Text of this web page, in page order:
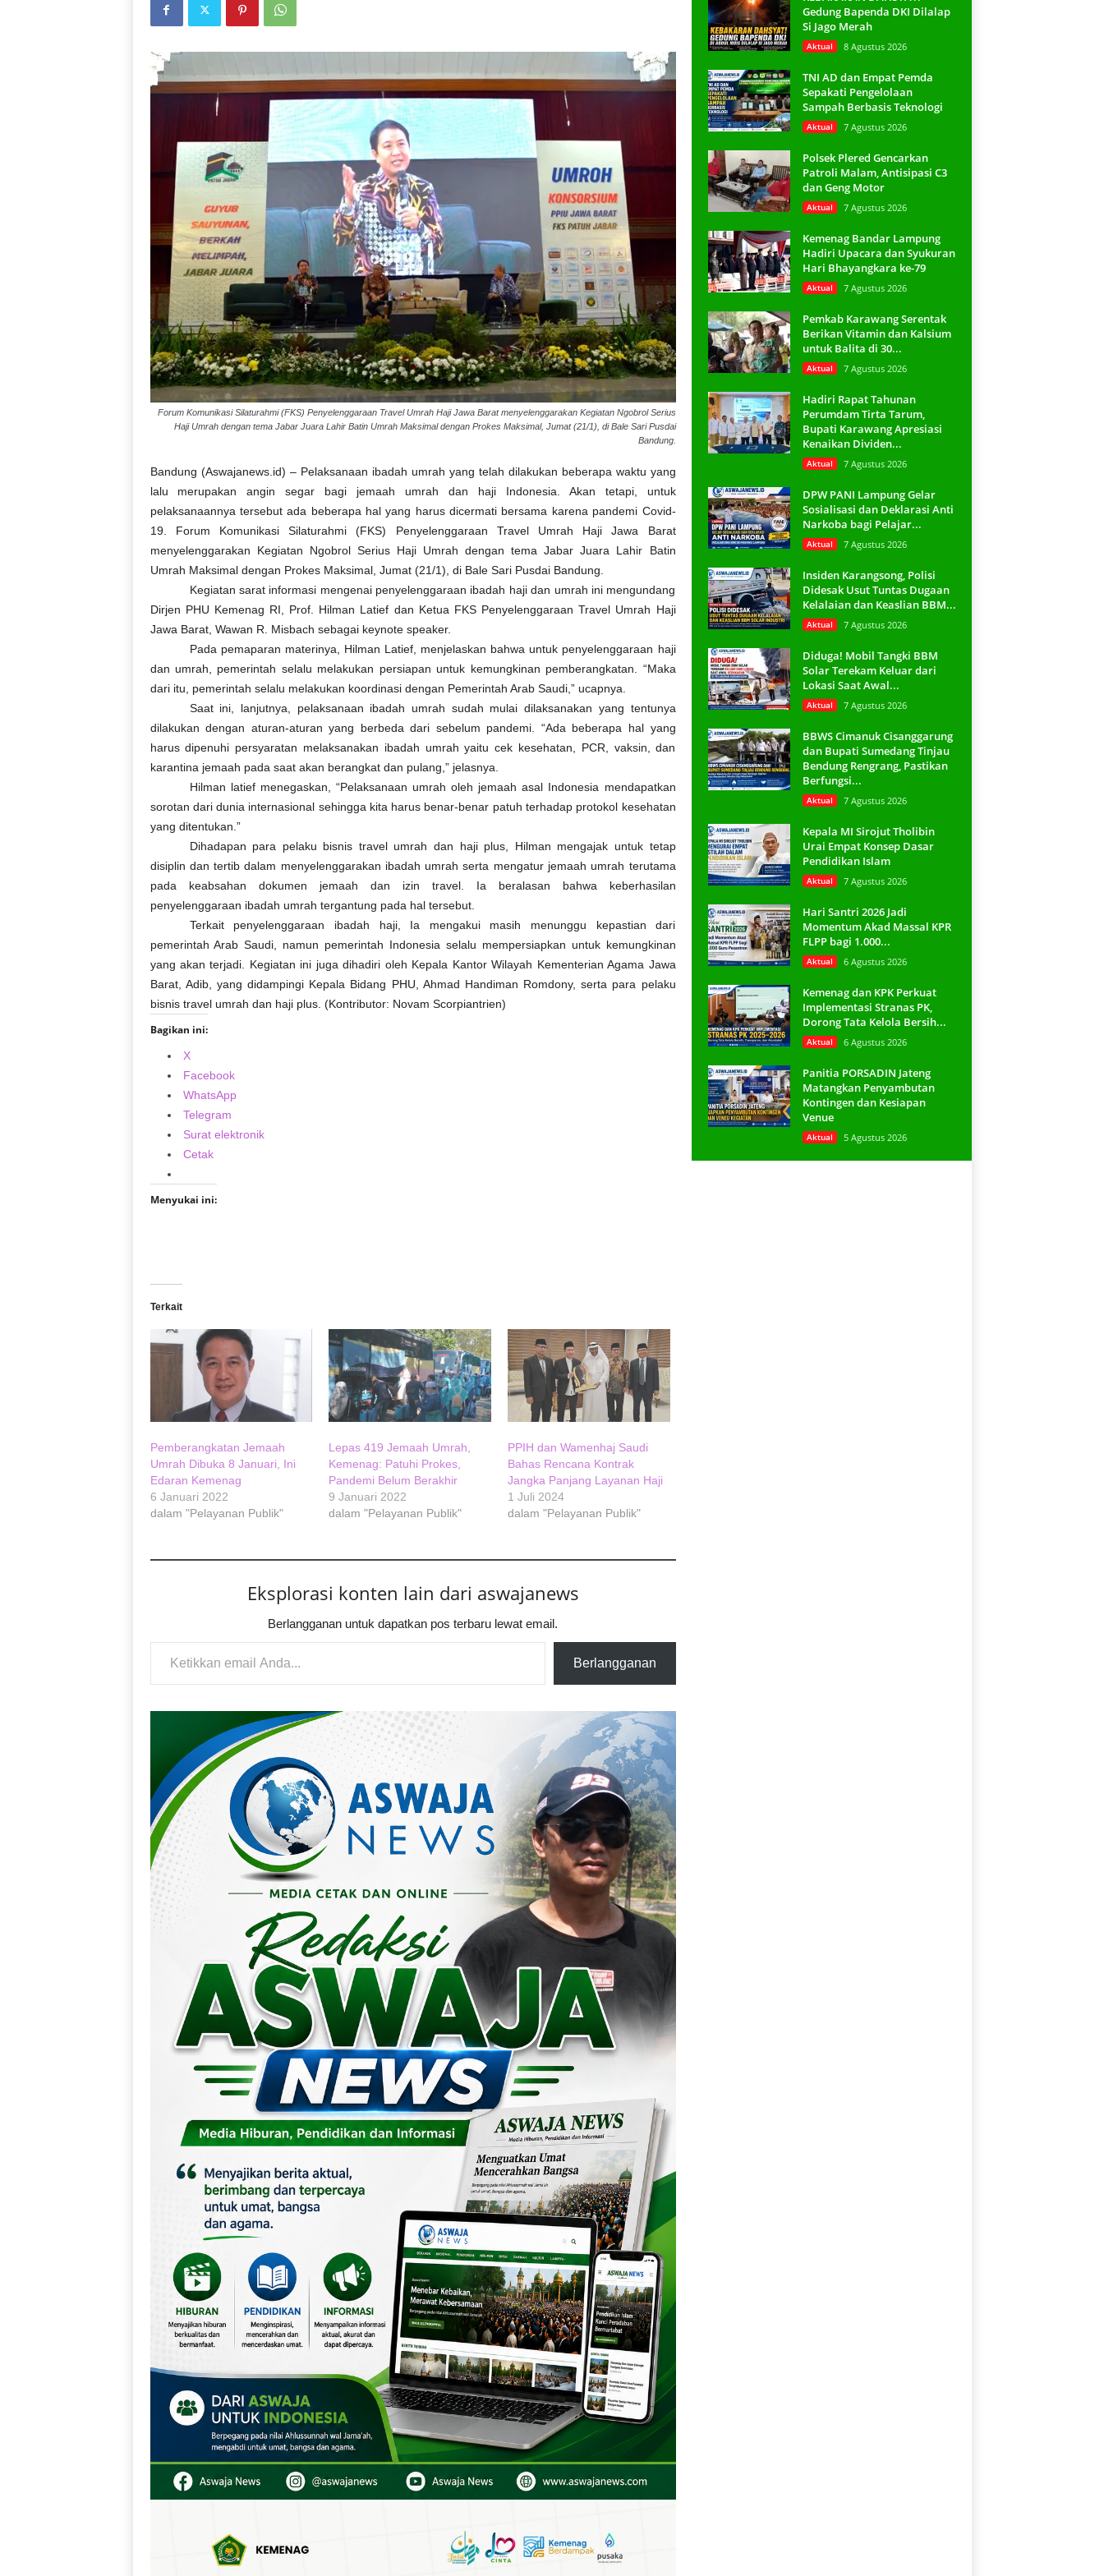
Forum Komunikasi Silaturahmi (FKS) Penyelenggaraan Travel Umrah Haji Jawa Barat menyelenggarakan Kegiatan Ngobrol Serius
Haji Umrah dengan tema Jabar Juara Lahir Batin Umrah Maksimal dengan Prokes Maksimal, Jumat (21/1), di Bale Sari Pusdai
Bandung.
Bandung (Aswajanews.id) – Pelaksanaan ibadah umrah yang telah dilakukan beberapa waktu yang
lalu merupakan angin segar bagi jemaah umrah dan haji Indonesia. Akan tetapi, untuk
pelaksanaannya tersebut ada beberapa hal yang harus dicermati bersama karena pandemi Covid-
19. Forum Komunikasi Silaturahmi (FKS) Penyelenggaraan Travel Umrah Haji Jawa Barat
menyelenggarakan Kegiatan Ngobrol Serius Haji Umrah dengan tema Jabar Juara Lahir Batin
Umrah Maksimal dengan Prokes Maksimal, Jumat (21/1), di Bale Sari Pusdai Bandung.
Kegiatan sarat informasi mengenai penyelenggaraan ibadah haji dan umrah ini mengundang
Dirjen PHU Kemenag RI, Prof. Hilman Latief dan Ketua FKS Penyelenggaraan Travel Umrah Haji
Jawa Barat, Wawan R. Misbach sebagai keynote speaker.
Pada pemaparan materinya, Hilman Latief, menjelaskan bahwa untuk penyelenggaraan haji
dan umrah, pemerintah selalu melakukan persiapan untuk kemungkinan pemberangkatan. “Maka
dari itu, pemerintah selalu melakukan koordinasi dengan Pemerintah Arab Saudi,” ucapnya.
Saat ini, lanjutnya, pelaksanaan ibadah umrah sudah mulai dilaksanakan yang tentunya
dilakukan dengan aturan-aturan yang berbeda dari sebelum pandemi. “Ada beberapa hal yang
harus dipenuhi persyaratan melaksanakan ibadah umrah yaitu cek kesehatan, PCR, vaksin, dan
karantina jemaah pada saat akan berangkat dan pulang,” jelasnya.
Hilman latief menegaskan, “Pelaksanaan umrah oleh jemaah asal Indonesia mendapatkan
sorotan dari dunia internasional sehingga kita harus benar-benar patuh terhadap protokol kesehatan
yang ditentukan.”
Dihadapan para pelaku bisnis travel umrah dan haji plus, Hilman mengajak untuk tetap
disiplin dan tertib dalam menyelenggarakan ibadah umrah serta mengatur jemaah umrah terutama
pada keabsahan dokumen jemaah dan izin travel. Ia beralasan bahwa keberhasilan
penyelenggaraan ibadah umrah tergantung pada hal tersebut.
Terkait penyelenggaraan ibadah haji, Ia mengakui masih menunggu kepastian dari
pemerintah Arab Saudi, namun pemerintah Indonesia selalu mempersiapkan untuk kemungkinan
yang akan terjadi. Kegiatan ini juga dihadiri oleh Kepala Kantor Wilayah Kementerian Agama Jawa
Barat, Adib, yang didampingi Kepala Bidang PHU, Ahmad Handiman Romdony, serta para pelaku
bisnis travel umrah dan haji plus. (Kontributor: Novam Scorpiantrien)
Bagikan ini:
X
Facebook
WhatsApp
Telegram
Surat elektronik
Cetak
Menyukai ini:
Terkait
Pemberangkatan Jemaah
Umrah Dibuka 8 Januari, Ini
Edaran Kemenag
6 Januari 2022
dalam "Pelayanan Publik"
Lepas 419 Jemaah Umrah,
Kemenag: Patuhi Prokes,
Pandemi Belum Berakhir
9 Januari 2022
dalam "Pelayanan Publik"
PPIH dan Wamenhaj Saudi
Bahas Rencana Kontrak
Jangka Panjang Layanan Haji
1 Juli 2024
dalam "Pelayanan Publik"
Eksplorasi konten lain dari aswajanews
Berlangganan untuk dapatkan pos terbaru lewat email.
Ketikkan email Anda...
Berlangganan
Gedung Bapenda DKI Dilalap
Si Jago Merah
Aktual 8 Agustus 2026
TNI AD dan Empat Pemda
Sepakati Pengelolaan
Sampah Berbasis Teknologi
Aktual 7 Agustus 2026
Polsek Plered Gencarkan
Patroli Malam, Antisipasi C3
dan Geng Motor
Aktual 7 Agustus 2026
Kemenag Bandar Lampung
Hadiri Upacara dan Syukuran
Hari Bhayangkara ke-79
Aktual 7 Agustus 2026
Pemkab Karawang Serentak
Berikan Vitamin dan Kalsium
untuk Balita di 30...
Aktual 7 Agustus 2026
Hadiri Rapat Tahunan
Perumdam Tirta Tarum,
Bupati Karawang Apresiasi
Kenaikan Dividen...
Aktual 7 Agustus 2026
DPW PANI Lampung Gelar
Sosialisasi dan Deklarasi Anti
Narkoba bagi Pelajar...
Aktual 7 Agustus 2026
Insiden Karangsong, Polisi
Didesak Usut Tuntas Dugaan
Kelalaian dan Keaslian BBM...
Aktual 7 Agustus 2026
Diduga! Mobil Tangki BBM
Solar Terekam Keluar dari
Lokasi Saat Awal...
Aktual 7 Agustus 2026
BBWS Cimanuk Cisanggarung
dan Bupati Sumedang Tinjau
Bendung Rengrang, Pastikan
Berfungsi...
Aktual 7 Agustus 2026
Kepala MI Sirojut Tholibin
Urai Empat Konsep Dasar
Pendidikan Islam
Aktual 7 Agustus 2026
Hari Santri 2026 Jadi
Momentum Akad Massal KPR
FLPP bagi 1.000...
Aktual 6 Agustus 2026
Kemenag dan KPK Perkuat
Implementasi Stranas PK,
Dorong Tata Kelola Bersih...
Aktual 6 Agustus 2026
Panitia PORSADIN Jateng
Matangkan Penyambutan
Kontingen dan Kesiapan
Venue
Aktual 5 Agustus 2026